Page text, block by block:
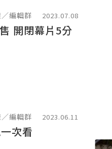
編輯群 2023.07.08
開閉幕片5分
編輯群 2023.06.11
次看